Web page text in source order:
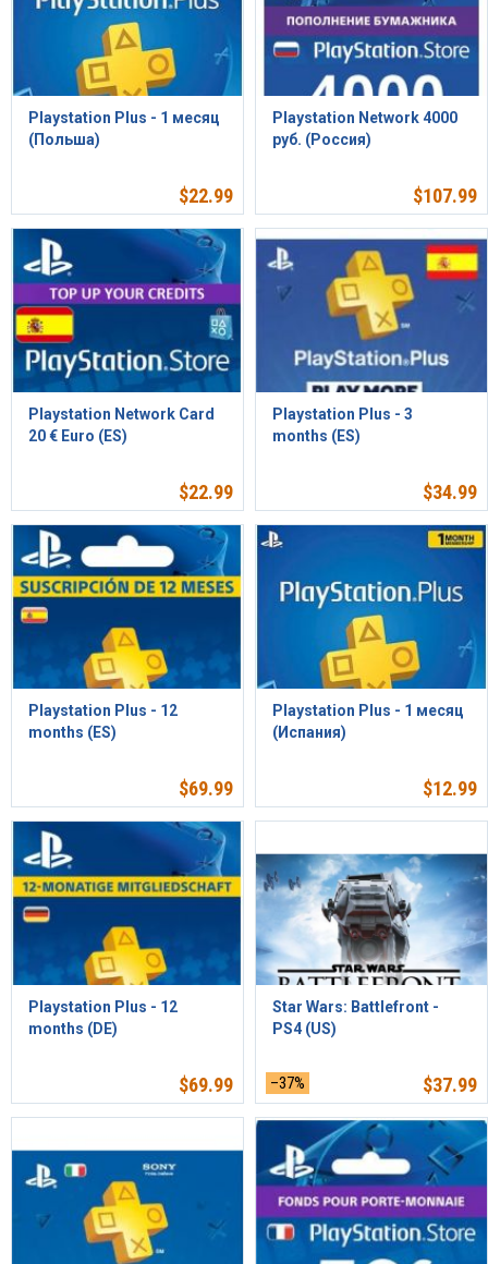
Playstation Plus - 1 месяц
(Польша)
$22.99
Playstation Network 4000
руб. (Россия)
$107.99
Playstation Network Card
20 € Euro (ES)
$22.99
Playstation Plus - 3
months (ES)
$34.99
Playstation Plus - 12
months (ES)
$69.99
Playstation Plus - 1 месяц
(Испания)
$12.99
Playstation Plus - 12
months (DE)
$69.99
Star Wars: Battlefront -
PS4 (US)
–37% $37.99